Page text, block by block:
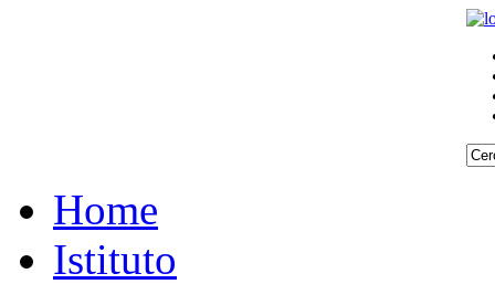
Home
Istituto